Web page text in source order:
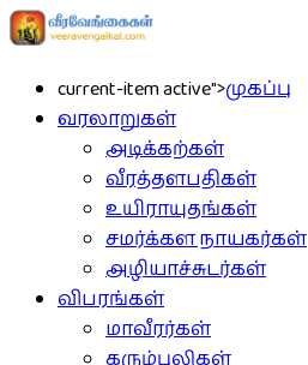
current-item active">முகப்பு
வரலாறுகள்
அடிக்கற்கள்
வீரத்தளபதிகள்
உயிராயுதங்கள்
சமர்க்கள நாயகர்கள்
அழியாச்சுடர்கள்
விபரங்கள்
மாவீரர்கள்